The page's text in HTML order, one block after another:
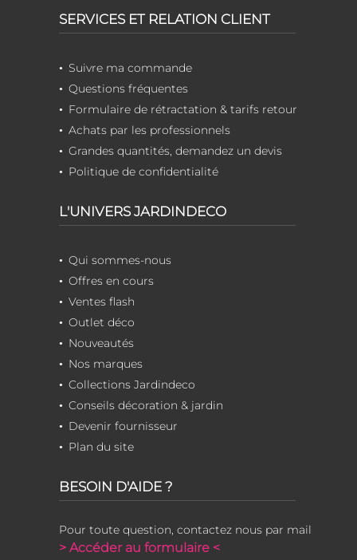
SERVICES ET RELATION CLIENT
Suivre ma commande
Questions fréquentes
Formulaire de rétractation & tarifs retour
Achats par les professionnels
Grandes quantités, demandez un devis
Politique de confidentialité
L'UNIVERS JARDINDECO
Qui sommes-nous
Offres en cours
Ventes flash
Outlet déco
Nouveautés
Nos marques
Collections Jardindeco
Conseils décoration & jardin
Devenir fournisseur
Plan du site
BESOIN D'AIDE ?
Pour toute question, contactez nous par mail
> Accéder au formulaire <